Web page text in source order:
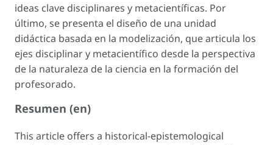
ideas clave disciplinares y metacientíficas. Por
último, se presenta el diseño de una unidad
didáctica basada en la modelización, que articula los
ejes disciplinar y metacientífico desde la perspectiva
de la naturaleza de la ciencia en la formación del
profesorado.
Resumen (en)
This article offers a historical-epistemological